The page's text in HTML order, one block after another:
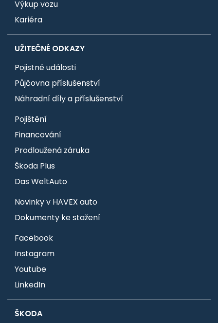
Výkup vozu
Kariéra
UŽITEČNÉ ODKAZY
Pojistné události
Půjčovna příslušenství
Náhradní díly a příslušenství
Pojištění
Financování
Prodloužená záruka
Škoda Plus
Das WeltAuto
Novinky v HAVEX auto
Dokumenty ke stažení
Facebook
Instagram
Youtube
LinkedIn
ŠKODA